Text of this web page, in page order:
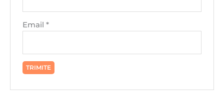
Email*